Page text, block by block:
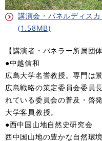
講演会・パネルディス
(1.58MB)
【講演者・パネラー所属団
●中越信和
広島大学名誉教授。専門は
広島戦略の策定委員会委員
れている委員会の普及・啓
大学客員教授。
●西中国山地自然史研究会
西中国山地の豊かな自然環